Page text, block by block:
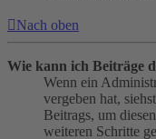
Nach oben
Wie kann ich Beiträge
Wenn ein
vergeben hat,
Beitrags, um
weiteren Schritte